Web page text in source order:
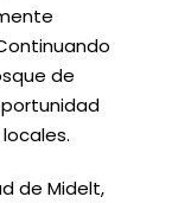
de
de Midelt,